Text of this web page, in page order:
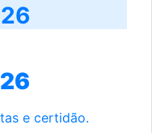
e certidão.